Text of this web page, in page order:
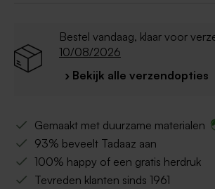
Bestel vandaag, klaar voor
10/08/2026
› Bekijk alle verzendopties
Gemaakt met duurzame materialen
93% beveelt Tadaaz aan
100% happy of een gratis herdruk
Tevreden klanten sinds 1961